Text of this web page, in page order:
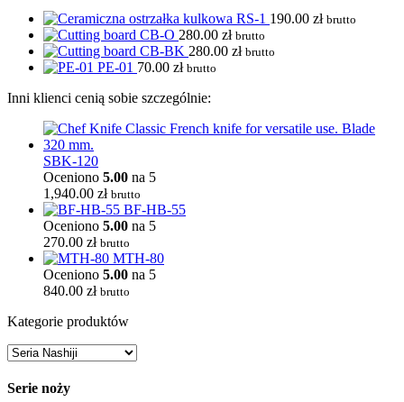
RS-1 190.00 zł brutto
CB-O 280.00 zł brutto
CB-BK 280.00 zł brutto
PE-01 70.00 zł brutto
Inni klienci cenią sobie szczególnie:
SBK-120
Oceniono 5.00 na 5
1,940.00 zł brutto
BF-HB-55
Oceniono 5.00 na 5
270.00 zł brutto
MTH-80
Oceniono 5.00 na 5
840.00 zł brutto
Kategorie produktów
Serie noży